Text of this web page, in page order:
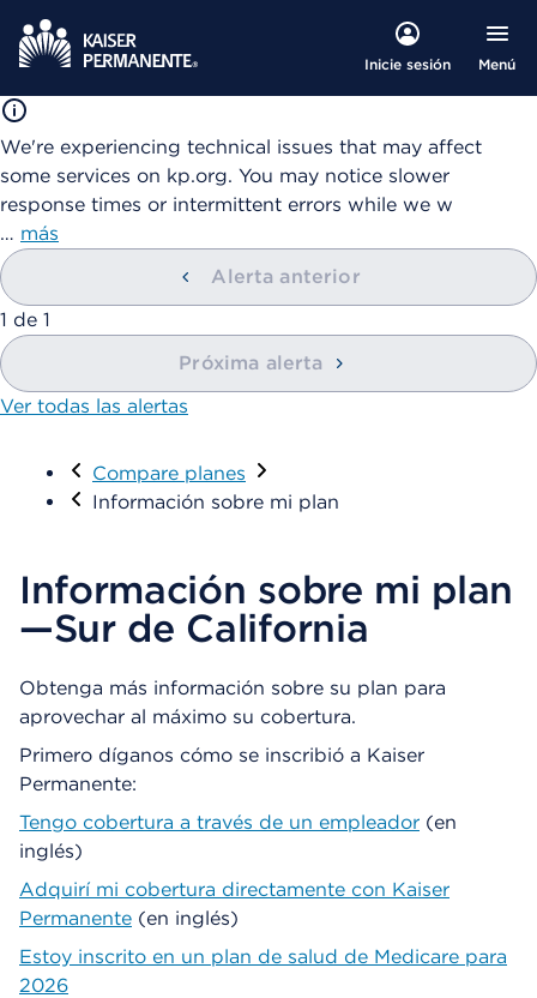
Inicie sesión Menú
We're experiencing technical issues that may affect
some services on kp.org. You may notice slower
response times or intermittent errors while we w
… más
Alerta anterior
mostrando
1 de 1
Próxima alerta
Ver todas las alertas
Visitar
Compare planes
Información sobre mi plan
Información sobre mi plan
—Sur de California
Obtenga más información sobre su plan para
aprovechar al máximo su cobertura.
Primero díganos cómo se inscribió a Kaiser
Permanente:
Tengo cobertura a través de un empleador (en
inglés)
Adquirí mi cobertura directamente con Kaiser
Permanente (en inglés)
Estoy inscrito en un plan de salud de Medicare para
2026